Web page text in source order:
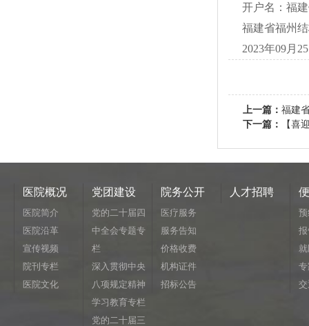
开户名：福
福建省福州
2023年09月 25
上一篇： 福建
下一篇：
【喜
医院概况
医院简介
医院沿革
宣传视频
院刊专栏
医院文化
党团建设
党的二十届四
中全会专题专
栏
深入贯彻中央
八项规定精神
学习教育专栏
党的二十届三
院务公开
医疗服务
服务告知
价格收费
机构证件
招标公告
人才招聘